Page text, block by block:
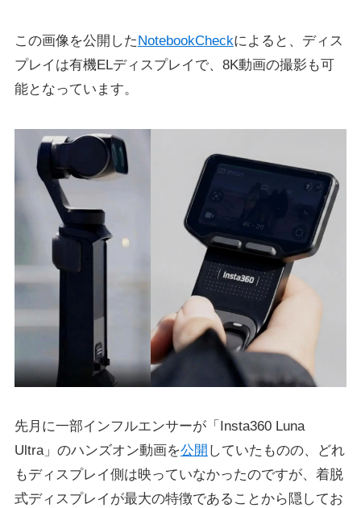
この画像を公開したNotebookCheckによると、ディス
プレイは有機ELディスプレイで、8K動画の撮影も可
能となっています。
先月に一部インフルエンサーが「Insta360 Luna
Ultra」のハンズオン動画を公開 していたものの、どれ
もディスプレイ側は映っていなかったのですが、着脱
式ディスプレイが最大の特徴であることから隠してお